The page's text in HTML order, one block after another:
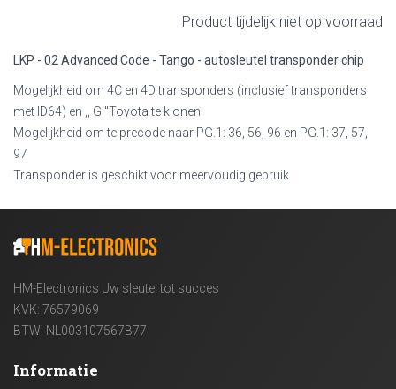
Product tijdelijk niet op voorraad
LKP - 02 Advanced Code - Tango - autosleutel transponder chip
Mogelijkheid om 4C en 4D transponders (inclusief transponders
met ID64) en ,, G "Toyota te klonen
Mogelijkheid om te precode naar PG.1: 36, 56, 96 en PG.1: 37, 57,
97
Transponder is geschikt voor meervoudig gebruik
HM-Electronics Uw sleutel tot succes
KVK: 76579069
BTW: NL003107567B77
Informatie